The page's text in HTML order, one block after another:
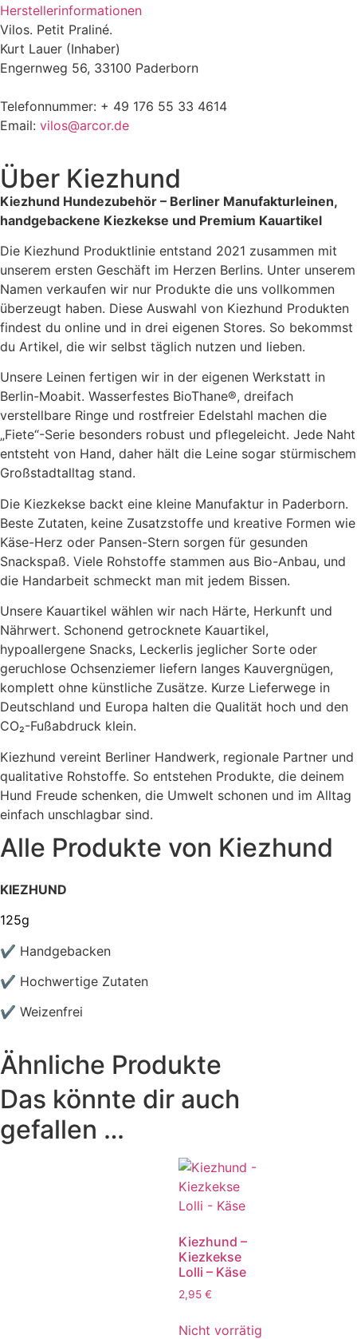
Herstellerinformationen
Vilos. Petit Praliné.
Kurt Lauer (Inhaber)
Engernweg 56, 33100 Paderborn
Telefonnummer: + 49 176 55 33 4614
Email: vilos@arcor.de
Über Kiezhund
Kiezhund Hundezubehör – Berliner Manufakturleinen,
handgebackene Kiezkekse und Premium Kauartikel
Die Kiezhund Produktlinie entstand 2021 zusammen mit
unserem ersten Geschäft im Herzen Berlins. Unter unserem
Namen verkaufen wir nur Produkte die uns vollkommen
überzeugt haben. Diese Auswahl von Kiezhund Produkten
findest du online und in drei eigenen Stores. So bekommst
du Artikel, die wir selbst täglich nutzen und lieben.
Unsere Leinen fertigen wir in der eigenen Werkstatt in
Berlin-Moabit. Wasserfestes BioThane®, dreifach
verstellbare Ringe und rostfreier Edelstahl machen die
„Fiete“-Serie besonders robust und pflegeleicht. Jede Naht
entsteht von Hand, daher hält die Leine sogar stürmischem
Großstadt­alltag stand.
Die Kiezkekse backt eine kleine Manufaktur in Paderborn.
Beste Zutaten, keine Zusatzstoffe und kreative Formen wie
Käse-Herz oder Pansen-Stern sorgen für gesunden
Snackspaß. Viele Rohstoffe stammen aus Bio-Anbau, und
die Handarbeit schmeckt man mit jedem Bissen.
Unsere Kauartikel wählen wir nach Härte, Herkunft und
Nährwert. Schonend getrocknete Kauartikel,
hypoallergene Snacks, Leckerlis jeglicher Sorte oder
geruchlose Ochsenziemer liefern langes Kauvergnügen,
komplett ohne künstliche Zusätze. Kurze Lieferwege in
Deutschland und Europa halten die Qualität hoch und den
CO₂-Fußabdruck klein.
Kiezhund vereint Berliner Handwerk, regionale Partner und
qualitative Rohstoffe. So entstehen Produkte, die deinem
Hund Freude schenken, die Umwelt schonen und im Alltag
einfach unschlagbar sind.
Alle Produkte von Kiezhund
KIEZHUND
125g
✔ Handgebacken
✔ Hochwertige Zutaten
✔ Weizenfrei
Ähnliche Produkte
Das könnte dir auch
gefallen …
Kiezhund –
Kiezkekse
Lolli – Käse
2,95 €
Nicht vorrätig